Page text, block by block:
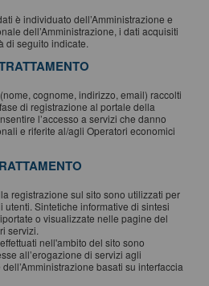
è individuato dell’Amministrazione e
dell’Amministrazione, i dati acquisiti
di seguito indicate.
cognome, indirizzo, email) raccolti
di registrazione al portale della
l’accesso a servizi che danno
e riferite al/agli Operatori economici
registrazione sul sito sono utilizzati per
Sintetiche informative di sintesi
o visualizzate nelle pagine del
servizi.
nell'ambito del sito sono
all’erogazione di servizi agli
basati su interfaccia